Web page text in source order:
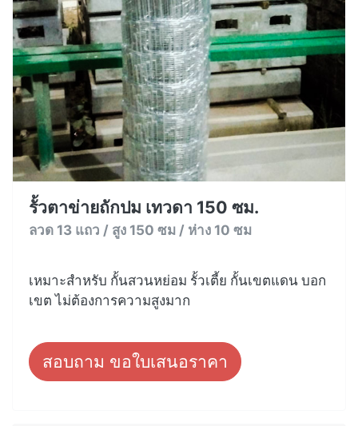
รั้วตาข่ายถักปม เทวดา 150 ซม.
ลวด 13 แถว / สูง 150 ซม / ห่าง 10 ซม
เหมาะสำหรับ กั้นสวนหย่อม รั้วเตี้ย กั้นเขตแดน บอก
เขต ไม่ต้องการความสูงมาก
สอบถาม ขอใบเสนอราคา